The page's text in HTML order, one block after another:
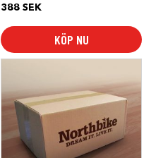
388 SEK
KÖP NU